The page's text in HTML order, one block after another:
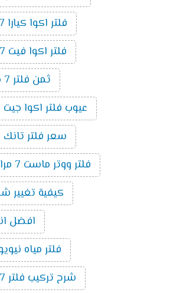
فلتر اكوا كيارا 7 مراحل
فلتر اكوا فيت 7 مراحل
ثمن فلتر 7 مراحل
عيوب فلتر اكوا جيت 7 مراحل
سعر فلتر تانك 7 مراحل 2019
فلتر ووتر ماست 7 مراحل
كيفية تغيير
افضل انواع
فلتر مياه نيويوركر 7 مراحل
شرح تركيب فلتر 7 مراحل